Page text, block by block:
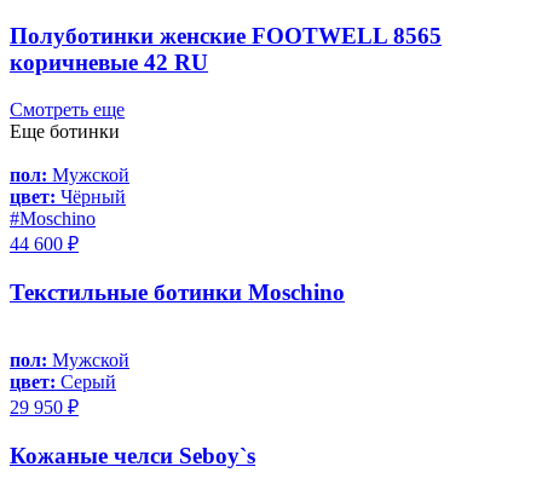
Полуботинки женские FOOTWELL 8565
коричневые 42 RU
Смотреть еще
Еще ботинки
пол: Мужской
цвет: Чёрный
#Moschino
44 600 ₽
Текстильные ботинки Moschino
пол: Мужской
цвет: Серый
29 950 ₽
Кожаные челси Seboy`s